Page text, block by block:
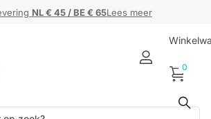
NL € 45 / BE € 65Lees meer
NL € 45 / BE € 65
0